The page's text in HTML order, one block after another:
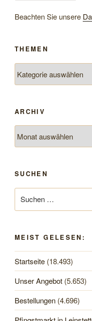
Beachten Sie unsere
THEMEN
ARCHIV
SUCHEN
nach:
MEIST GELESEN:
Startseite (18.493)
Unser Angebot (5.653)
Bestellungen (4.696)